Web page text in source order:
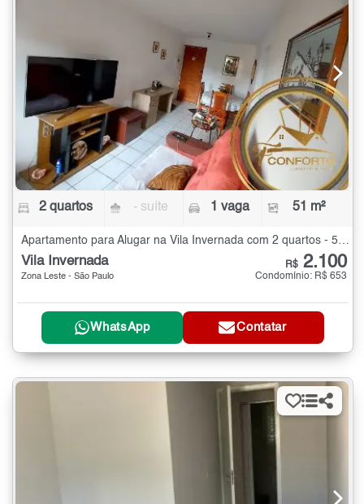
2 quartos - suíte 1 vaga 51 m²
Apartamento para Alugar na Vila Invernada com 2 quartos - 51 m²
Vila Invernada
Zona Leste - São Paulo
R$ 2.100
Condomínio: R$ 653
WhatsApp Contatar